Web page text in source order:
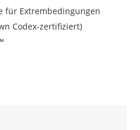
für Extrembedingungen
Codex-zertifiziert)